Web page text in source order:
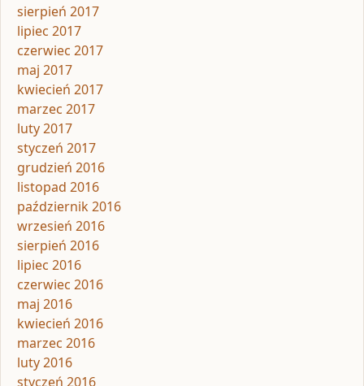
sierpień 2017
lipiec 2017
czerwiec 2017
maj 2017
kwiecień 2017
marzec 2017
luty 2017
styczeń 2017
grudzień 2016
listopad 2016
październik 2016
wrzesień 2016
sierpień 2016
lipiec 2016
czerwiec 2016
maj 2016
kwiecień 2016
marzec 2016
luty 2016
styczeń 2016